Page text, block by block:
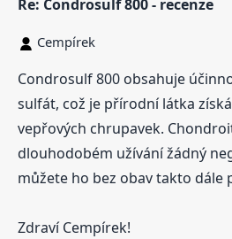
Re: Condrosulf 800 - recenze
Cempírek
Condrosulf 800 obsahuje
sulfát, což je přírodní látka
vepřových chrupavek.
dlouhodobém užívání žádný
můžete ho bez obav takto dále
Zdraví Cempírek!